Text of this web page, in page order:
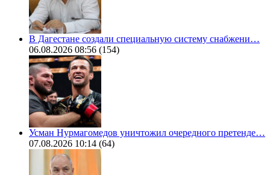
В Дагестане создали специальную систему снабжени…
06.08.2026 08:56 (154)
Усман Нурмагомедов уничтожил очередного претенде…
07.08.2026 10:14 (64)